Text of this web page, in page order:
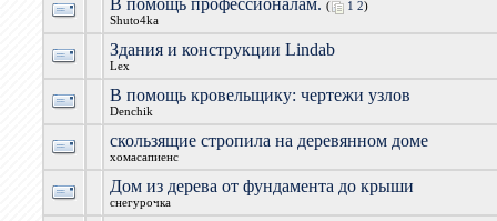
В помощь профессионалам. ( 1 2)
Shuto4ka
Здания и конструкции Lindab
Lex
В помощь кровельщику: чертежи узлов
Denchik
скользящие стропила на деревянном доме
хомасапиенс
Дом из дерева от фундамента до крыши
снегурочка